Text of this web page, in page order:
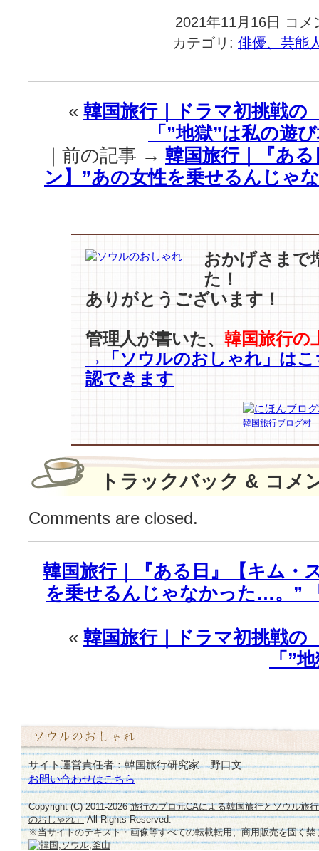
2021年11月16日
韓
国
旅
｜
る
日』
【チ
ャ
·
ン】
つ
き
と
た
め
息…
不
感
ト
♪
コメ
カテゴリ: 俳優、芸能
« 韓国旅行｜ドラマ初挑戦の
「”地獄”は私の遊
｜前の記事 → 韓国旅行｜『あ
ン】”あの女性を乗せるんじゃ
おかげさまで
た！
ありがとうございます！
管理人が書いた、 韓国旅行の
→「ソウルのおしゃれ」はこ
認できます
韓国旅行ブログ村
トラックバック & コメ
Comments are closed.
韓国旅行｜『ある日』【キム・
を乗せるんじゃなかった…。”
« 韓国旅行｜ドラマ初挑戦の
「”
サイト運営責任者：韓国旅行研究家 野口文
お問い合わせはこちら
Copyright (C) 2011-2026旅行のプロ元CAによる韓国旅行とソウル旅
のおしゃれ」All Rights Reserved.
※当サイトのテキスト・画像等すべての転載転用、商用販売を固く禁